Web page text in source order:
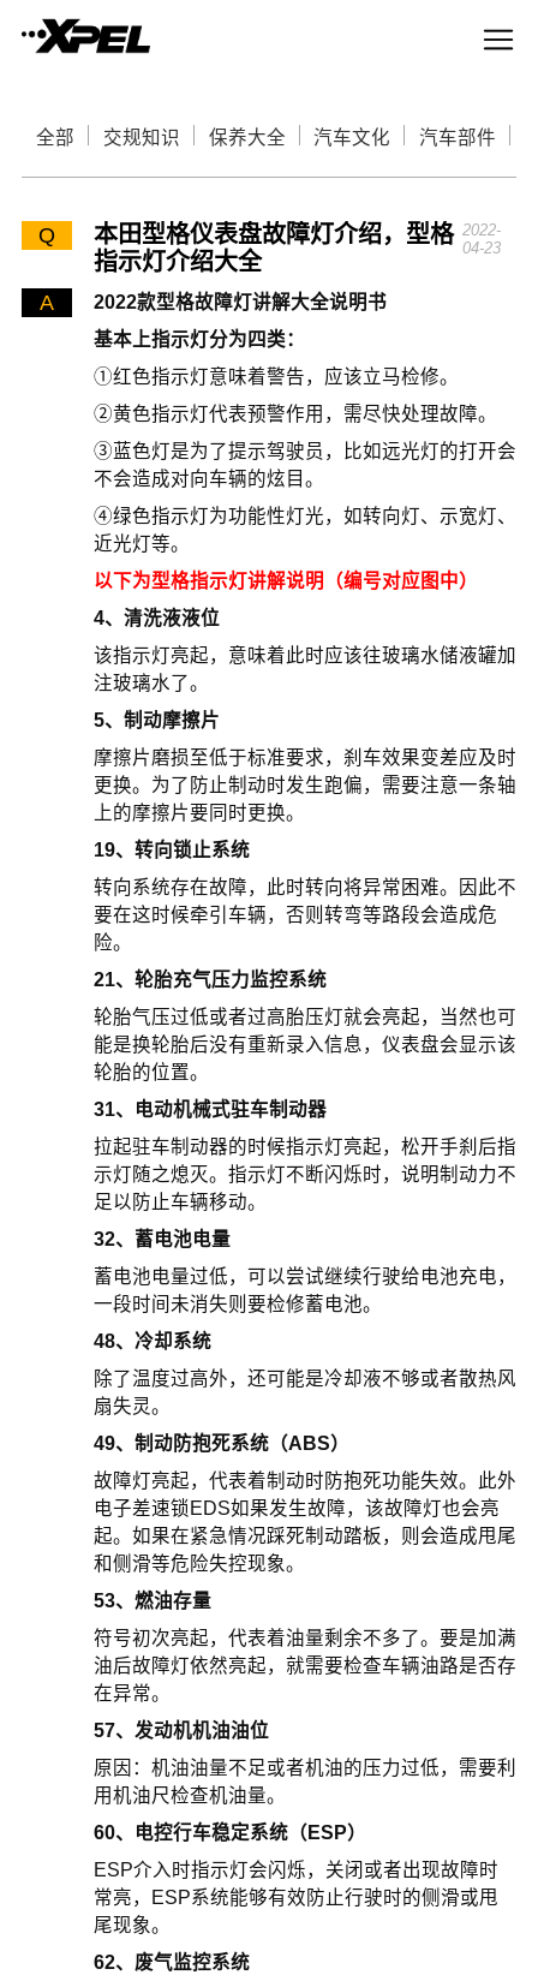
全部 交规知识 保养大全 汽车文化 汽车部件
Q
本田型格仪表盘故障灯介绍，型格
指示灯介绍大全
2022-
04-23
A
2022款型格故障灯讲解大全说明书
基本上指示灯分为四类：
①红色指示灯意味着警告，应该立马检修。
②黄色指示灯代表预警作用，需尽快处理故障。
③蓝色灯是为了提示驾驶员，比如远光灯的打开会
不会造成对向车辆的炫目。
④绿色指示灯为功能性灯光，如转向灯、示宽灯、
近光灯等。
以下为型格指示灯讲解说明（编号对应图中）
4、清洗液液位
该指示灯亮起，意味着此时应该往玻璃水储液罐加
注玻璃水了。
5、制动摩擦片
摩擦片磨损至低于标准要求，刹车效果变差应及时
更换。为了防止制动时发生跑偏，需要注意一条轴
上的摩擦片要同时更换。
19、转向锁止系统
转向系统存在故障，此时转向将异常困难。因此不
要在这时候牵引车辆，否则转弯等路段会造成危
险。
21、轮胎充气压力监控系统
轮胎气压过低或者过高胎压灯就会亮起，当然也可
能是换轮胎后没有重新录入信息，仪表盘会显示该
轮胎的位置。
31、电动机械式驻车制动器
拉起驻车制动器的时候指示灯亮起，松开手刹后指
示灯随之熄灭。指示灯不断闪烁时，说明制动力不
足以防止车辆移动。
32、蓄电池电量
蓄电池电量过低，可以尝试继续行驶给电池充电，
一段时间未消失则要检修蓄电池。
48、冷却系统
除了温度过高外，还可能是冷却液不够或者散热风
扇失灵。
49、制动防抱死系统（ABS）
故障灯亮起，代表着制动时防抱死功能失效。此外
电子差速锁EDS如果发生故障，该故障灯也会亮
起。如果在紧急情况踩死制动踏板，则会造成甩尾
和侧滑等危险失控现象。
53、燃油存量
符号初次亮起，代表着油量剩余不多了。要是加满
油后故障灯依然亮起，就需要检查车辆油路是否存
在异常。
57、发动机机油油位
原因：机油油量不足或者机油的压力过低，需要利
用机油尺检查机油量。
60、电控行车稳定系统（ESP）
ESP介入时指示灯会闪烁，关闭或者出现故障时
常亮，ESP系统能够有效防止行驶时的侧滑或甩
尾现象。
62、废气监控系统